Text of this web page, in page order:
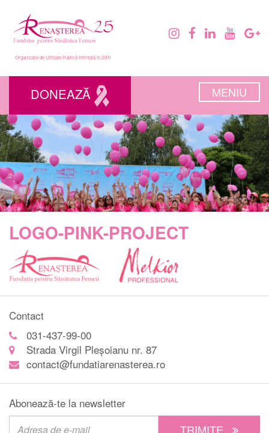
Organizație de Utilitate Publică înființată în 2001
DONEAZĂ MENIU
LOGO-PINK-PROJECT
Contact
031-437-99-00
Strada Virgil Pleșoianu nr. 87
contact@fundatiarenasterea.ro
Abonează-te la newsletter
TRIMITE